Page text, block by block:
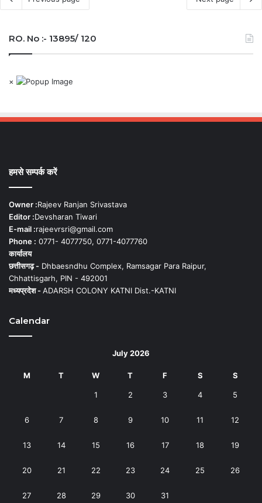
RO. No :- 13895/ 120
×
हमसे सम्पर्क करें
Owner :Rajeev Ranjan Srivastava
Editor :Devsharan Tiwari
E-mail :rajeevrsri@gmail.com
Phone : 0771- 4077750, 0771-4077760
कार्यालय
छत्तीसगढ़ - Dhbaesndhu Complex, Ramsagar Para Raipur,
Chhattisgarh, PIN - 492001
मध्यप्रदेश -ADARSH COLONY KATNI Dist.-KATNI
Calendar
July 2026
M T W T F S S
1 2 3 4 5
6 7 8 9 10 11 12
13 14 15 16 17 18 19
20 21 22 23 24 25 26
27 28 29 30 31